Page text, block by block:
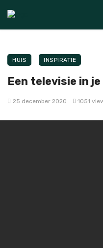
HUIS INSPIRATIE
Een televisie in
25 december 2020 1051